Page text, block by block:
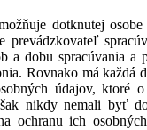
dotknutej
prevádzkovateľ
a dobu spracúvania a
Rovnako má každá
údajov, ktoré
nikdy nemali byť
ochranu ich